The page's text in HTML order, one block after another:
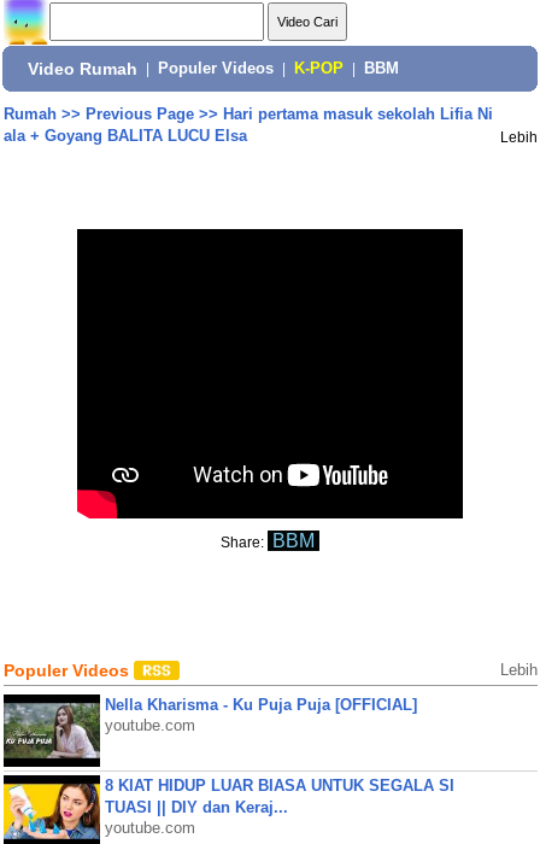
Video Rumah Populer Videos K-POP BBM
Rumah>> Previous Page>> Hari pertama masuk sekolah Lifia Ni
ala + Goyang BALITA LUCU Elsa
Lebih
Share: BBM
Populer Videos Lebih
Nella Kharisma - Ku Puja Puja [OFFICIAL]
youtube.com
8 KIAT HIDUP LUAR BIASA UNTUK SEGALA SI
TUASI || DIY dan Keraj...
youtube.com